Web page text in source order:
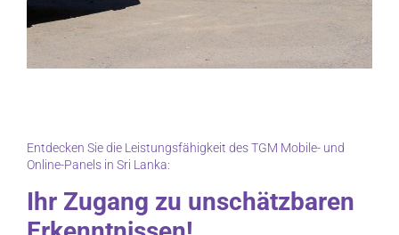
Entdecken Sie die Leistungsfähigkeit des TGM Mobile- und
Online-Panels in Sri Lanka:
Ihr Zugang zu unschätzbaren